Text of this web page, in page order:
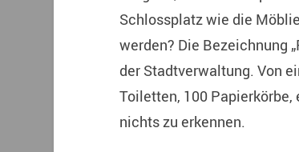
Schlossplatz wie die
werden? Die Bezeichnung
der Stadtverwaltung. Von
Toiletten, 100
nichts zu erkennen.